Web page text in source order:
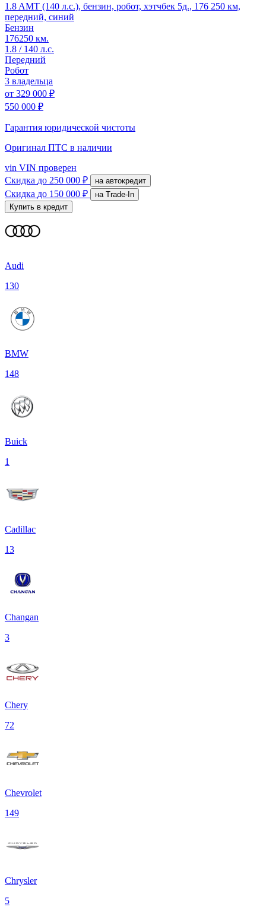
1.8 AMT (140 л.с.), бензин, робот, хэтчбек 5д., 176 250 км,
передний, синий
Бензин
176250 км.
1.8 / 140 л.с.
Передний
Робот
3 владельца
от 329 000 ₽
550 000 ₽
Гарантия юридической чистоты
Оригинал ПТС в наличии
vin VIN проверен
Скидка до 250 000 ₽ на автокредит
Скидка до 150 000 ₽
на Trade-In
Купить в кредит
Audi
130
BMW
148
Buick
1
Cadillac
13
Changan
3
Chery
72
Chevrolet
149
Chrysler
5